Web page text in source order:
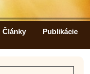
Články Publikácie